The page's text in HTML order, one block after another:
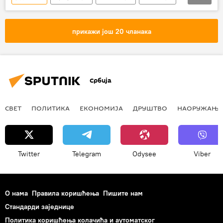
аутокефалност
синод
Украјинска православна црква
Цариградска патријаршија
православље
прикажи још 20 чланака
Србија
СВЕТ ПОЛИТИКА ЕКОНОМИЈА ДРУШТВО НАОРУЖАЊЕ
Twitter Telegram Odysee Viber
О нама Правила коришћења Пишите нам
Стандарди заједнице
Политика коришћења колачића и аутоматског